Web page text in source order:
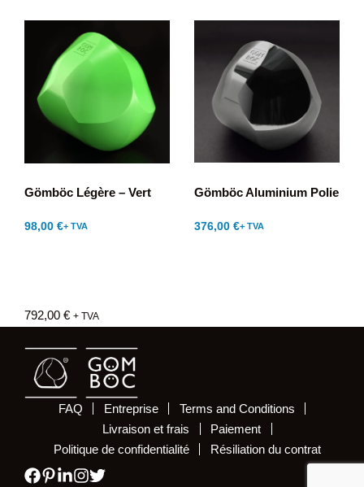
Gömböc Légère – Vert
98,00 €+ TVA
Gömböc Aluminium Polie
376,00 €+ TVA
792,00 € + TVA
FAQ Entreprise
Terms and Conditions
Livraison et frais
Paiement
Politique de confidentialité
Résiliation du contrat